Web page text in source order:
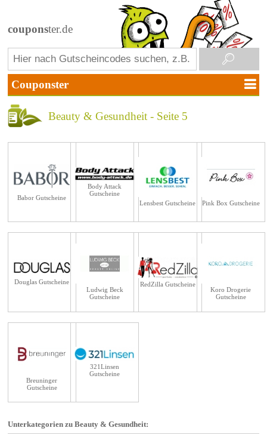
couponster.de
Beauty & Gesundheit - Seite 5
Babor Gutscheine
Body Attack
Gutscheine
Lensbest Gutscheine
Pink Box Gutscheine
Douglas Gutscheine
Ludwig Beck
Gutscheine
RedZilla Gutscheine
Koro Drogerie
Gutscheine
Breuninger
Gutscheine
321Linsen
Gutscheine
Unterkategorien zu Beauty & Gesundheit: